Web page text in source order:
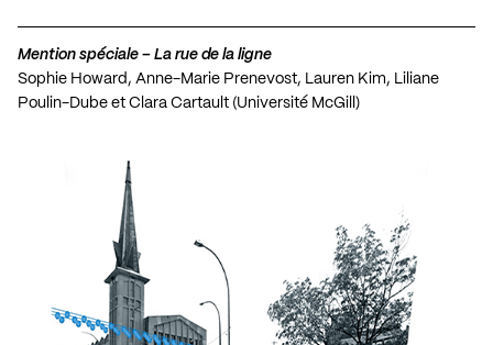
Mention spéciale – La rue de la ligne
Sophie Howard, Anne-Marie Prenevost, Lauren Kim, Liliane
Poulin-Dube et Clara Cartault (Université McGill)